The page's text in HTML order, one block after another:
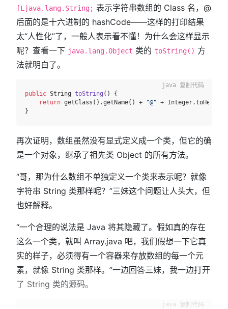
[Ljava.lang.String; 表示字符串数组的 Class 名，@
后面的是十六进制的 hashCode——这样的打印结果
太“人性化”了，一般人表示看不懂！为什么会这样显示
呢？查看一下 java.lang.Object 类的 toString() 方
法就明白了。
public String toString ()
{
return getClass().getName() + "@" +
复制代码
再次证明，数组虽然没有显式定义成一个类，但它的确
是一个对象，继承了祖先类 Object 的所有方法。
“哥，那为什么数组不单独定义一个类来表示呢？就像
字符串 String 类那样呢？”三妹这个问题让人头大，但
也好解释。
“一个合理的说法是 Java 将其隐藏了。假如真的存在
这么一个类，就叫 Array.java 吧，我们假想一下它真
实的样子，必须得有一个容器来存放数组的每一个元
素，就像 String 类那样。”一边回答三妹，我一边打开
了 String 类的源码。
复制代码